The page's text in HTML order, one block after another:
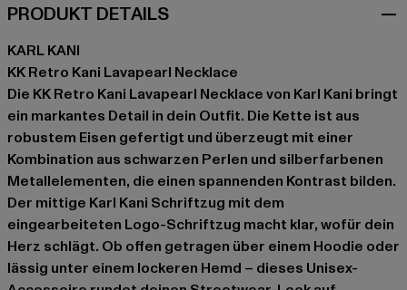
PRODUKT DETAILS
KARL KANI
KK Retro Kani Lavapearl Necklace
Die KK Retro Kani Lavapearl Necklace von Karl Kani bringt
ein markantes Detail in dein Outfit. Die Kette ist aus
robustem Eisen gefertigt und überzeugt mit einer
Kombination aus schwarzen Perlen und silberfarbenen
Metallelementen, die einen spannenden Kontrast bilden.
Der mittige Karl Kani Schriftzug mit dem
eingearbeiteten Logo-Schriftzug macht klar, wofür dein
Herz schlägt. Ob offen getragen über einem Hoodie oder
lässig unter einem lockeren Hemd – dieses Unisex-